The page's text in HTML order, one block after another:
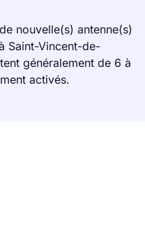
nouvelle(s) antenne(s)
Saint-Vincent-de-
généralement de 6 à
activés.